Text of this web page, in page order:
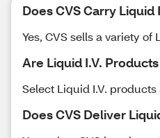
Does CVS Carry Liquid
Yes, CVS sells a variety
Are Liquid I.V.
Select Liquid I.V.
Does CVS Deliver